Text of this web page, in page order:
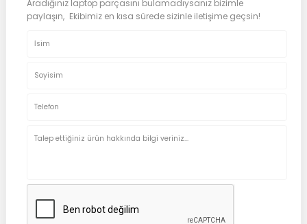
Aradığınız laptop parçasını bulamadıysanız bizimle
paylaşın, Ekibimiz en kısa sürede sizinle iletişime geçsin!